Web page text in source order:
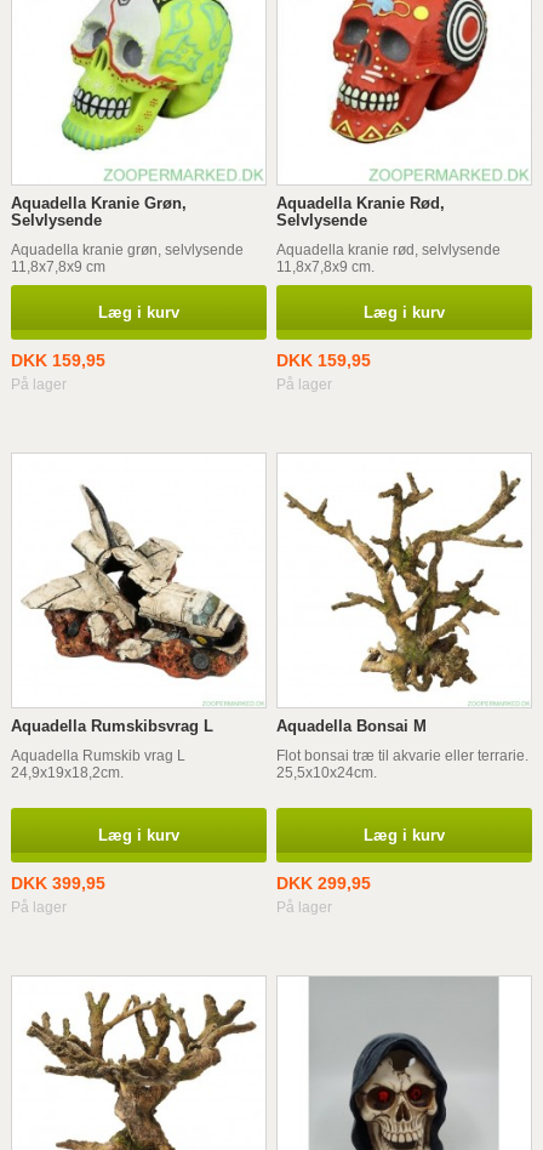
Aquadella Kranie Grøn,
Selvlysende
Aquadella kranie grøn, selvlysende
11,8x7,8x9 cm
Læg i kurv
DKK 159,95
På lager
Aquadella Kranie Rød,
Selvlysende
Aquadella kranie rød, selvlysende
11,8x7,8x9 cm.
Læg i kurv
DKK 159,95
På lager
Aquadella Rumskibsvrag L
Aquadella Rumskib vrag L
24,9x19x18,2cm.
Læg i kurv
DKK 399,95
På lager
Aquadella Bonsai M
Flot bonsai træ til akvarie eller terrarie.
25,5x10x24cm.
Læg i kurv
DKK 299,95
På lager